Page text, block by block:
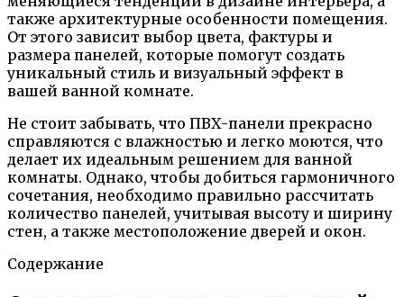
также архитектурные особенности помещения.
От этого зависит выбор цвета, фактуры и
размера панелей, которые помогут создать
уникальный стиль и визуальный эффект в
вашей ванной комнате.
Не стоит забывать, что ПВХ-панели прекрасно
справляются с влажностью и легко моются, что
делает их идеальным решением для ванной
комнаты. Однако, чтобы добиться гармоничного
сочетания, необходимо правильно рассчитать
количество панелей, учитывая высоту и ширину
стен, а также местоположение дверей и окон.
Содержание